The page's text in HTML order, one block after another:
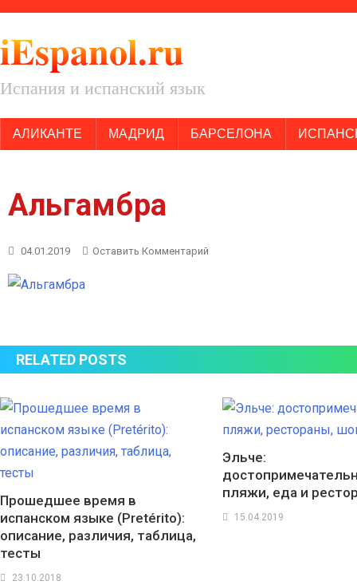
iEspanol.ru
Испания и испанский язык
АЛИКАНТЕ МАДРИД БАРСЕЛОНА
Альгамбра
04.01.2019 Оставить Комментарий
RELATED POSTS
Прошедшее время в
испанском языке (Pretérito):
описание, различия, таблица,
тесты
23.10.2018
Эльче:
пляжи, еда и
15.04.2019